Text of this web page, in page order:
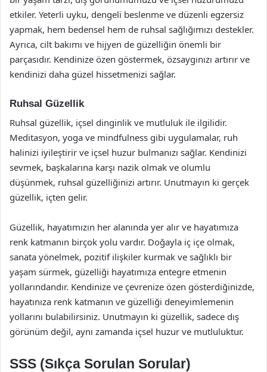
etkiler. Yeterli uyku, dengeli beslenme ve düzenli egzersiz
yapmak, hem bedensel hem de ruhsal sağlığımızı destekler.
Ayrıca, cilt bakımı ve hijyen de güzelliğin önemli bir
parçasıdır. Kendinize özen göstermek, özsaygınızı artırır ve
kendinizi daha güzel hissetmenizi sağlar.
Ruhsal Güzellik
Ruhsal güzellik, içsel dinginlik ve mutluluk ile ilgilidir.
Meditasyon, yoga ve mindfulness gibi uygulamalar, ruh
halinizi iyileştirir ve içsel huzur bulmanızı sağlar. Kendinizi
sevmek, başkalarına karşı nazik olmak ve olumlu
düşünmek, ruhsal güzelliğinizi artırır. Unutmayın ki gerçek
güzellik, içten gelir.
Güzellik, hayatımızın her alanında yer alır ve hayatımıza
renk katmanın birçok yolu vardır. Doğayla iç içe olmak,
sanata yönelmek, pozitif ilişkiler kurmak ve sağlıklı bir
yaşam sürmek, güzelliği hayatımıza entegre etmenin
yollarındandır. Kendinize ve çevrenize özen gösterdiğinizde,
hayatınıza renk katmanın ve güzelliği deneyimlemenin
yollarını bulabilirsiniz. Unutmayın ki güzellik, sadece dış
görünüm değil, aynı zamanda içsel huzur ve mutluluktur.
SSS (Sıkça Sorulan Sorular)